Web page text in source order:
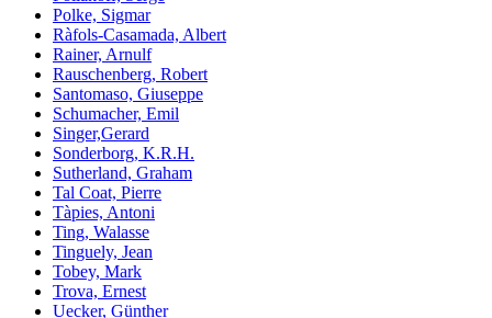
Polke, Sigmar
Ràfols-Casamada, Albert
Rainer, Arnulf
Rauschenberg, Robert
Santomaso, Giuseppe
Schumacher, Emil
Singer,Gerard
Sonderborg, K.R.H.
Sutherland, Graham
Tal Coat, Pierre
Tàpies, Antoni
Ting, Walasse
Tinguely, Jean
Tobey, Mark
Trova, Ernest
Uecker, Günther